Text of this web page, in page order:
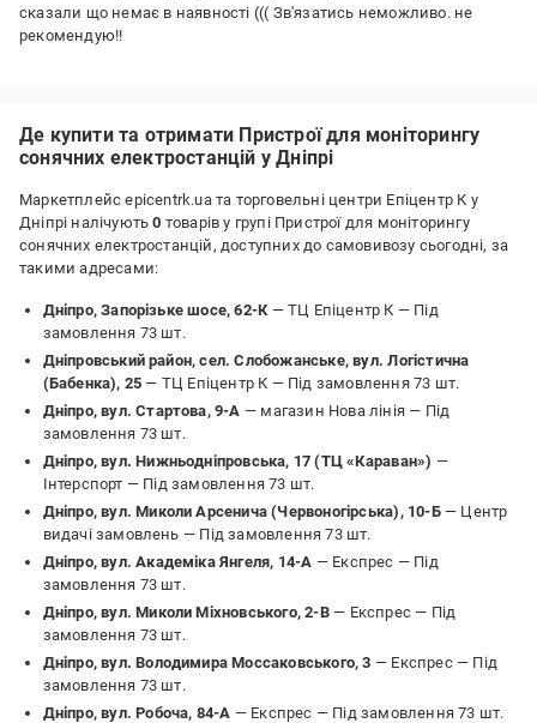
сказали що немає в наявності ((( Зв'язатись неможливо. не
рекомендую!!
Де купити та отримати Пристрої для моніторингу
сонячних електростанцій у Дніпрі
Маркетплейс epicentrk.ua та торговельні центри Епіцентр К у
Дніпрі налічують0 товарів у групі Пристрої для моніторингу
сонячних електростанцій, доступних до самовивозу сьогодні, за
такими адресами:
Дніпро, Запорізьке шосе, 62-К— ТЦ Епіцентр К — Під
замовлення 73 шт.
Дніпровський район, сел. Слобожанське, вул. Логістична
(Бабенка), 25 — ТЦ Епіцентр К — Під замовлення 73 шт.
Дніпро, вул. Стартова, 9-А — магазин Нова лінія — Під
замовлення 73 шт.
Дніпро, вул. Нижньодніпровська, 17 (ТЦ «Караван») —
Інтерспорт — Під замовлення 73 шт.
Дніпро, вул. Миколи Арсенича (Червоногірська), 10-Б— Центр
видачі замовлень — Під замовлення 73 шт.
Дніпро, вул. Академіка Янгеля, 14-А — Експрес — Під
замовлення 73 шт.
Дніпро, вул. Миколи Міхновського, 2-В— Експрес — Під
замовлення 73 шт.
Дніпро, вул. Володимира Моссаковського, 3 — Експрес — Під
замовлення 73 шт.
Дніпро, вул. Робоча, 84-А — Експрес — Під замовлення 73 шт.